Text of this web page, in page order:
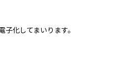
子化してまいります。